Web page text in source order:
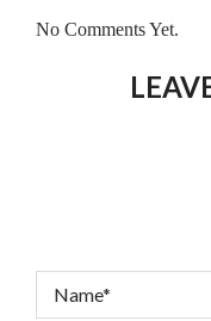
No Comments Yet.